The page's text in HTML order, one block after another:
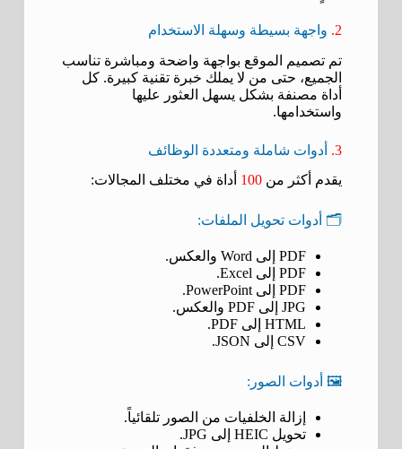
2. واجهة بسيطة وسهلة الاستخدام
تم تصميم الموقع بواجهة واضحة ومباشرة تناسب
الجميع، حتى من لا يملك خبرة تقنية كبيرة. كل
أداة مصنفة بشكل يسهل العثور عليها
واستخدامها.
3.
أدوات شاملة ومتعددة الوظائف
يقدم أكثر من 100 أداة في مختلف المجالات:
🗂️ أدوات تحويل الملفات:
PDF إلى Word والعكس.
PDF إلى Excel.
PDF إلى PowerPoint.
JPG إلى PDF والعكس.
HTML إلى PDF.
CSV إلى JSON.
🖼️ أدوات الصور:
إزالة الخلفيات من الصور تلقائياً.
تحويل HEIC إلى JPG.